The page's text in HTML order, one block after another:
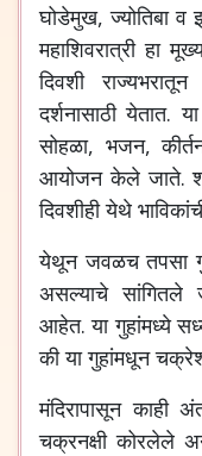
घोडेमुख, ज्योतिबा व
महाशिवरात्री हा
दिवशी
दर्शनासाठी येतात.
सोहळा, भजन,
आयोजन केले जाते.
दिवशीही येथे
येथून जवळच तपसा
असल्याचे सांगितले
आहेत. या गुहांमध्ये
की या गुहांमधून
मंदिरापासून काही
चक्रनक्षी कोरलेले